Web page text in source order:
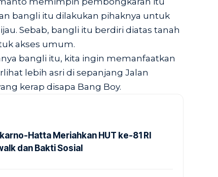
bangli itu dilakukan pihaknya untuk
Sebab, bangli itu berdiri diatas tanah
akses umum.
bangli itu, kita ingin memanfaatkan
lebih asri di sepanjang Jalan
kerap disapa Bang Boy.
Hatta Meriahkan HUT ke-81 RI
dan Bakti Sosial